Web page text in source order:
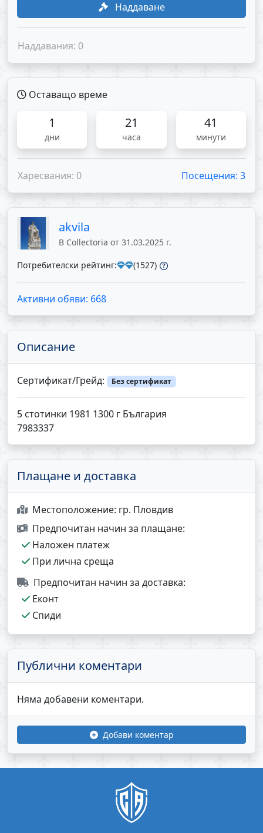
Наддаване
Наддавания: 0
Оставащо време
1
дни
21
часа
41
минути
Харесвания: 0 Посещения: 3
akvila
В Collectoria от 31.03.2025 г.
Потребителски рейтинг: (1527)
Активни обяви: 668
Описание
Сертификат/Грейд: Без сертификат
5 стотинки 1981 1300 г България
7983337
Плащане и доставка
Местоположение: гр. Пловдив
Предпочитан начин за плащане:
Наложен платеж
При лична среща
Предпочитан начин за доставка:
Еконт
Спиди
Публични коментари
Няма добавени коментари.
Добави коментар